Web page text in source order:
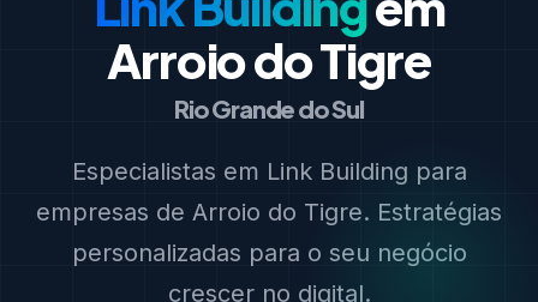
Arroio do Tigre
Rio Grande do Sul
Especialistas em Link Building para
empresas de Arroio do Tigre. Estratégias
personalizadas para o seu negócio
crescer no digital.